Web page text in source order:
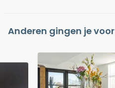
Anderen gingen je voor